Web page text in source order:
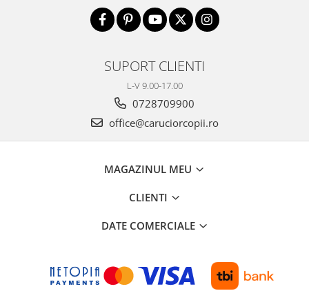
SUPORT CLIENTI
L-V 9.00-17.00
0728709900
office@caruciorcopii.ro
MAGAZINUL MEU
CLIENTI
DATE COMERCIALE